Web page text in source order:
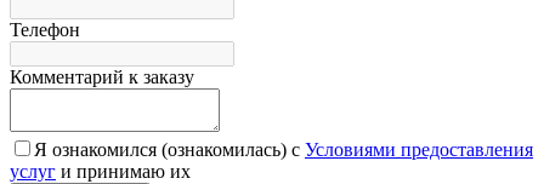
Телефон
Комментарий к заказу
Я ознакомился (ознакомилась) с Условиями предоставления
услуг и принимаю их